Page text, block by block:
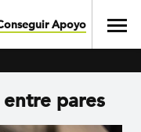
Apoyo
pares